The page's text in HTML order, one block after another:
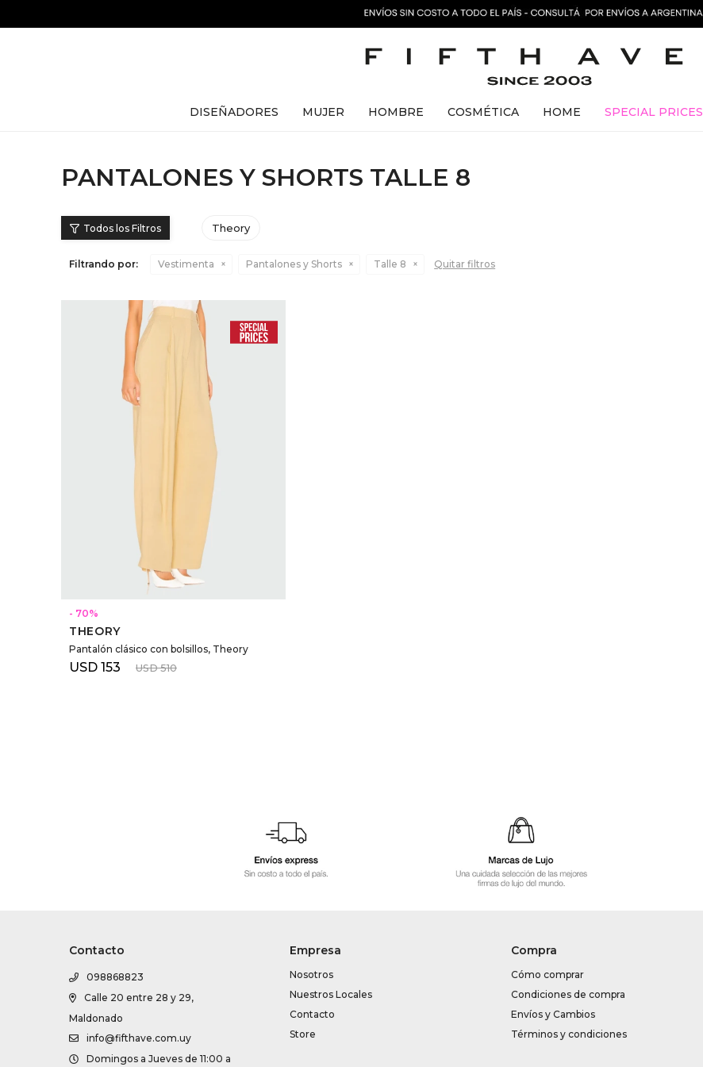
DISEÑADORES MUJER HOMBRE COSMÉTICA HOME SPECIAL PRICES
PANTALONES Y SHORTS TALLE 8
Theory
Filtrando por: Vestimenta Pantalones y Shorts Talle 8 Quitar filtros
SELECCIONAR TALLE
70
THEORY
Pantalón clásico con bolsillos, Theory
USD 153 USD 510
Contacto
098868823
Calle 20 entre 28 y 29,
Maldonado
info@fifthave.com.uy
Domingos a Jueves de 11:00 a
Empresa
Nosotros
Nuestros Locales
Contacto
Store
Compra
Cómo comprar
Condiciones de compra
Envíos y Cambios
Términos y condiciones